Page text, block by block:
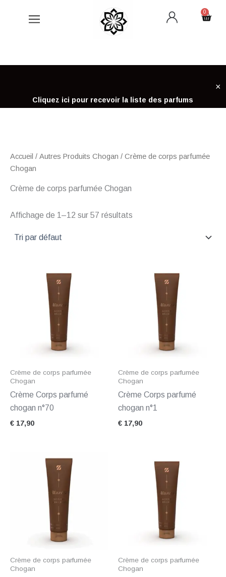
0
Cart
Cliquez ici pour recevoir la liste des parfums
×
Accueil / Autres Produits Chogan / Crème de corps parfumée
Chogan
Crème de corps parfumée Chogan
Affichage de 1–12 sur 57 résultats
Crème de corps parfumée
Chogan
Crème Corps parfumé
chogan n°70
€ 17,90
Crème de corps parfumée
Chogan
Crème Corps parfumé
chogan n°1
€ 17,90
Crème de corps parfumée
Chogan
Crème de corps parfumée
Chogan